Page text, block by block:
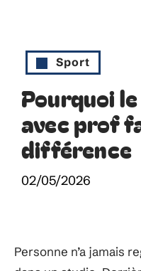
Sport
Pourquoi
avec prof
différence
02/05/2026
Personne n’a jamais